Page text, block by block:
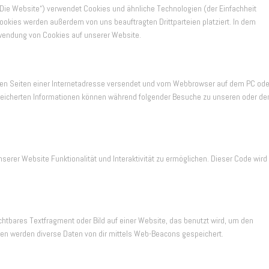
Website“) verwendet Cookies und ähnliche Technologien (der Einfachheit
werden außerdem von uns beauftragten Drittparteien platziert. In dem
von Cookies auf unserer Website.
Seiten einer Internetadresse versendet und vom Webbrowser auf dem PC
Informationen können während folgender Besuche zu unseren oder
Website Funktionalität und Interaktivität zu ermöglichen. Dieser Code wird
Textfragment oder Bild auf einer Website, das benutzt wird, um den
werden diverse Daten von dir mittels Web-Beacons gespeichert.